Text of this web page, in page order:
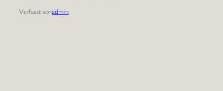
Verfasst vonadmin